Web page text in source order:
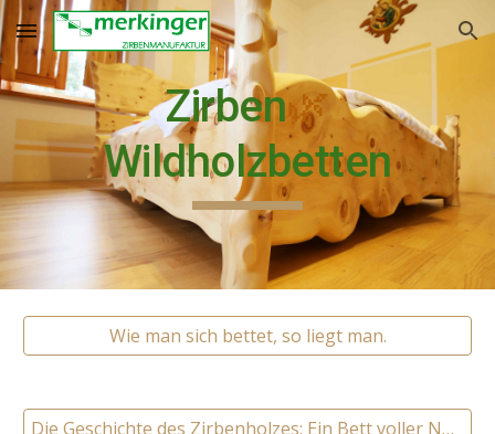
Skip to main content Skip to navigation
Zirben🌿
Wildholzbetten
Wie man sich bettet, so liegt man.
Die Geschichte des Zirbenholzes: Ein Bett voller Naturkraft